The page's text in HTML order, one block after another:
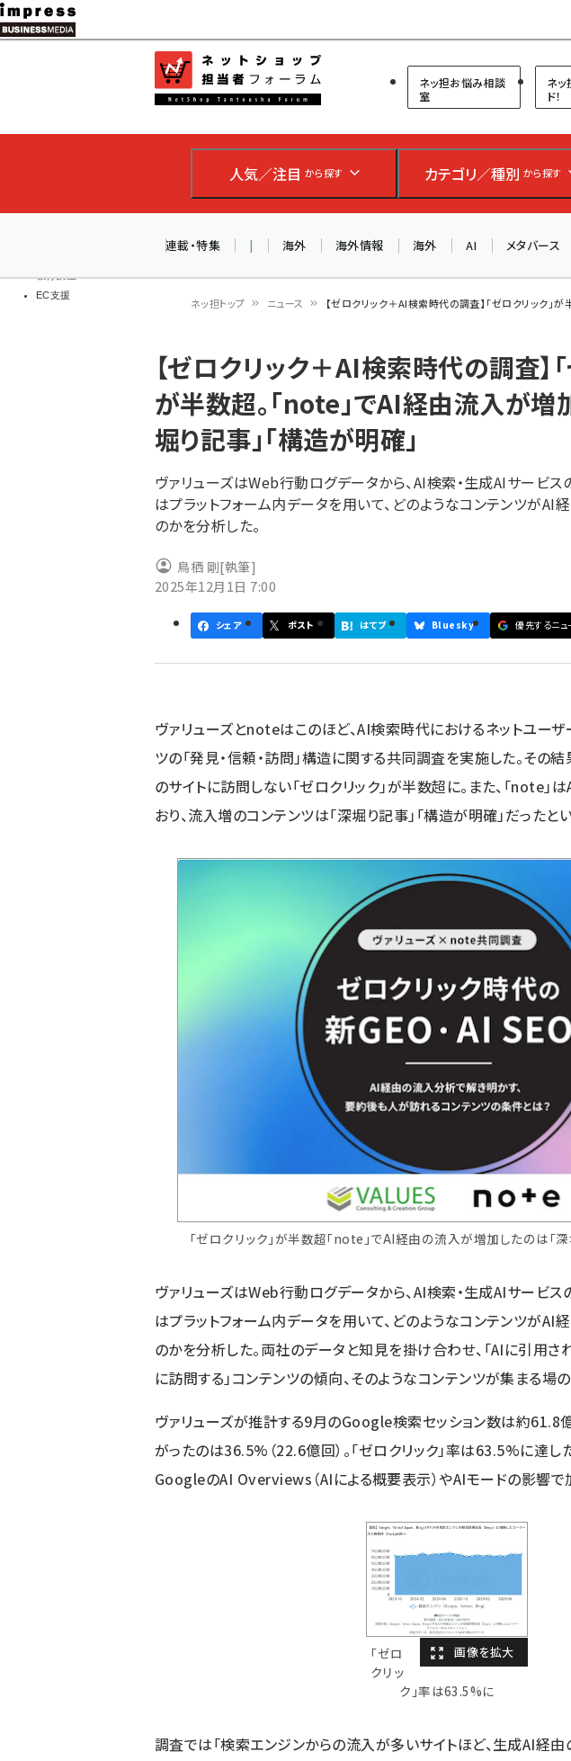
メ
イ
ン
ツ
移
教育講座
EC支援
ネットショップ担当者フォーラム
ネッ担お悩み相談
室
ネッ
ド！
人気／注目 から探す カテゴリ／種別 から探す
連載・特集 | 海外 海外情報 海外 AI メタバース
ン
く
ず
ネッ担トップ ニュース 【ゼロクリック＋AI検索時代の調査】「ゼロクリック」
【ゼロクリック＋AI検索時代の調査】
が半数超。「note」でAI経由流入が増
堀り記事」「構造が明確」
ヴァリューズはWeb行動ログデータから、AI検索・生成AIサービ
はプラットフォーム内データを用いて、どのようなコンテンツがAI
のかを分析した。
鳥栖 剛[執筆]
2025年12月1日 7:00
シェア ポスト はてブ Bluesky 優先するニ
ヴァリューズとnoteはこのほど、AI検索時代におけるネットユーザ
ツの「発見・信頼・訪問」構造に関する共同調査を実施した。その
のサイトに訪問しない「ゼロクリック」が半数超に。また、「note
おり、流入増のコンテンツは「深堀り記事」「構造が明確」だったとい
「ゼロクリック」が半数超「note」でAI経由の流入が増加したのは「深
ヴァリューズはWeb行動ログデータから、AI検索・生成AIサービ
はプラットフォーム内データを用いて、どのようなコンテンツがAI
のかを分析した。両社のデータと知見を掛け合わせ、「AIに引用さ
に訪問する」コンテンツの傾向、そのようなコンテンツが集まる場
ヴァリューズが推計する9月のGoogle検索セッション数は約61.8
がったのは36.5%（22.6億回）。「ゼロクリック」率は63.5%に達
GoogleのAI Overviews（AIによる概要表示）やAIモードの影響で
「ゼロ
クリッ
ク」率は63.5%に
調査では「検索エンジンからの流入が多いサイトほど、生成AI経由
お知らせ
AIが買い物を代行する
アルペン、オイシック
ミナー（8/26
8/26（水）、東京・四谷
参加登録はこちら↑